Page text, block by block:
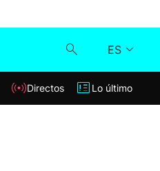
ES
Klisk
Directos Lo último